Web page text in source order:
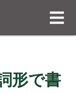
形で書